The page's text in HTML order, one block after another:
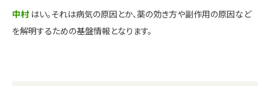
中村 はい。それは病気の原因とか、薬の効き方や副作用の原因など
を解明するための基盤情報となります。